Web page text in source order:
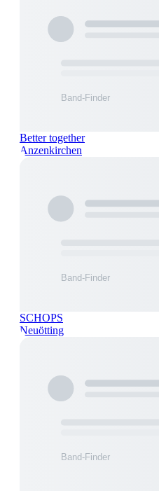
Better together
Anzenkirchen
SCHOPS
Neuötting